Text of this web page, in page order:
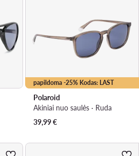
papildoma -25% Kodas: LAST
Polaroid
Akiniai nuo saulės · Ruda
39,99€